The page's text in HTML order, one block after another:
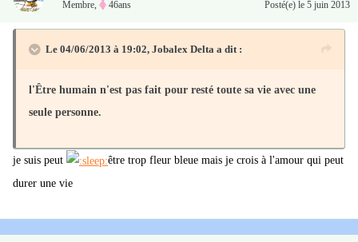
Membre, 46ans Posté(e) le 5 juin 2013
Le 04/06/2013 à 19:02, Jobalex Delta a dit :
l'Être humain n'est pas fait pour resté toute sa vie avec une
seule personne.
je suis peut
être trop fleur bleue mais je crois à l'amour qui peut
durer une vie